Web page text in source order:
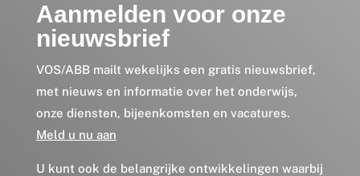
Aanmelden voor onze
nieuwsbrief
VOS/ABB mailt wekelijks een gratis nieuwsbrief,
met nieuws en informatie over het onderwijs,
onze diensten, bijeenkomsten en vacatures.
Meld u nu aan
U kunt ook de belangrijke ontwikkelingen waarbij